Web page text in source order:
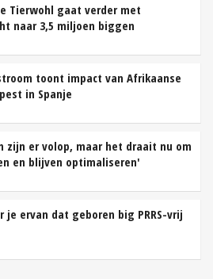
Tierwohl gaat verder met
naar 3,5 miljoen biggen
toont impact van Afrikaanse
in Spanje
zijn er volop, maar het draait nu om
en blijven optimaliseren'
je ervan dat geboren big PRRS-vrij